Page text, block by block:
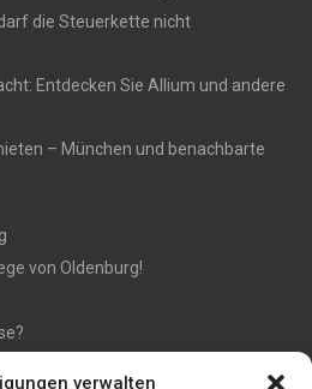
verwalten
die Steuerkette nicht
Entdecken Sie Allium und andere
– München und benachbarte
von Oldenburg!